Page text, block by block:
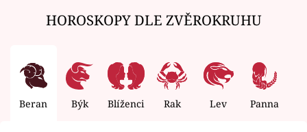
HOROSKOPY DLE ZVĚROKRUHU
Beran Býk Blíženci Rak Lev Panna